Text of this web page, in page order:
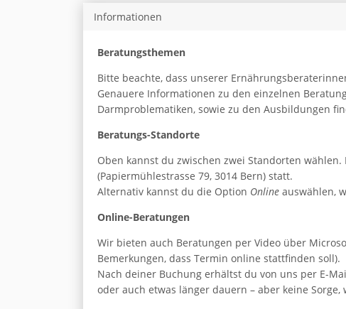
Informationen
Beratungsthemen
Bitte beachte, dass unserer
Genauere Informationen zu den einzelnen
Darmproblematiken, sowie zu den Ausbildungen
Beratungs-Standorte
Oben kannst du zwischen zwei Standorten
(Papiermühlestrasse 79, 3014 Bern) statt.
Alternativ kannst du die Option Onlineauswählen,
Online-Beratungen
Wir bieten auch Beratungen per Video über
Bemerkungen, dass Termin online stattfinden soll).
Nach deiner Buchung erhältst du von uns per E-
oder auch etwas länger dauern – aber keine